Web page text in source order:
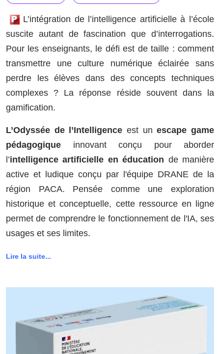
L’intégration de l’intelligence artificielle à l’école
suscite autant de fascination que d’interrogations.
Pour les enseignants, le défi est de taille : comment
transmettre une culture numérique éclairée sans
perdre les élèves dans des concepts techniques
complexes ? La réponse réside souvent dans la
gamification.
L’Odyssée de l’Intelligence est unescape game
pédagogique innovant conçu pour aborder
l’intelligence artificielle en éducation de manière
active et ludique conçu par l'équipe DRANE de la
région PACA. Pensée comme une exploration
historique et conceptuelle, cette ressource en ligne
permet de comprendre le fonctionnement de l'IA, ses
usages et ses limites.
Lire la suite...